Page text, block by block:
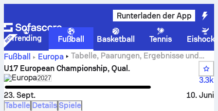
Runterladen der App
Trending Fußball Basketball Tennis
Fußball
Europa
Tabelle, Paarungen, Ergebnisse und
Statistiken von U17 European Championship, Qual.
U17 European Championship, Qual.
EuropaSelect season in unique tournament header
2027
3.3k
23. Sept.
10. Juni
Tabelle Details Spiele